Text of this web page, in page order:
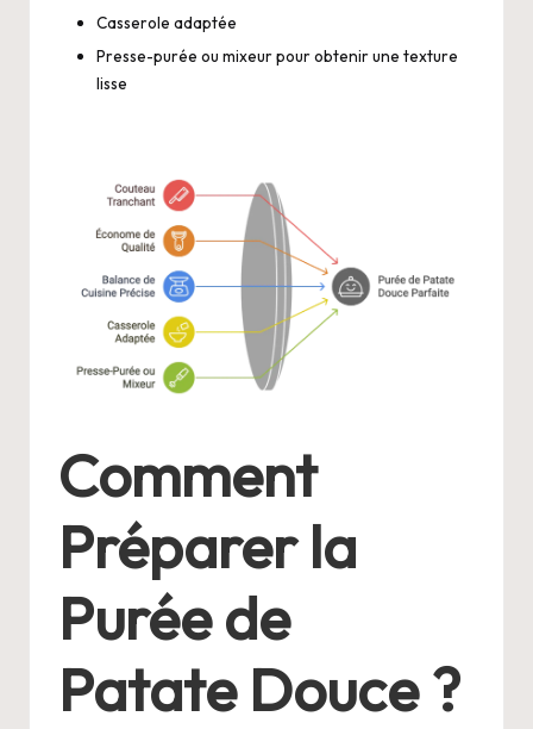
Casserole adaptée
Presse-purée ou mixeur pour obtenir une texture
lisse
Comment
Préparer la
Purée de
Patate Douce ?